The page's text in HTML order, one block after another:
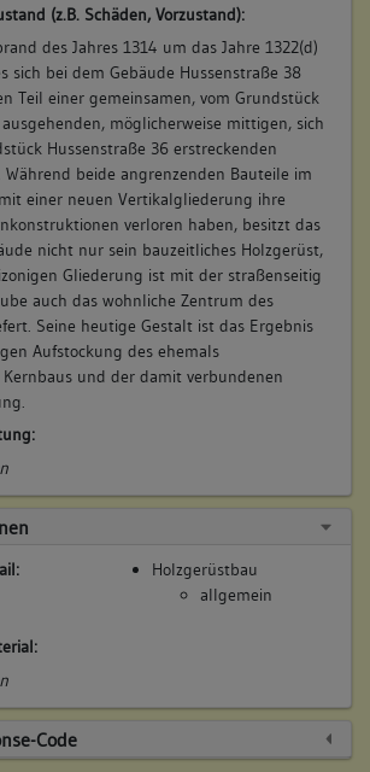
(z.B. Schäden, Vorzustand):
des Jahres 1314 um das Jahre 1322(d)
sich bei dem Gebäude Hussenstraße 38
Teil einer gemeinsamen, vom Grundstück
möglicherweise mittigen, sich
Hussenstraße 36 erstreckenden
beide angrenzenden Bauteile im
einer neuen Vertikalgliederung ihre
verloren haben, besitzt das
nicht nur sein bauzeitliches Holzgerüst,
Gliederung ist mit der straßenseitig
auch das wohnliche Zentrum des
Seine heutige Gestalt ist das Ergebnis
Aufstockung des ehemals
Kernbaus und der damit verbundenen
Holzgerüstbau
allgemein
Code